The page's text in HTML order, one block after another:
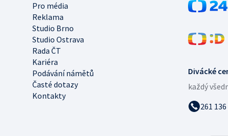
Divácké
každý
261
Pro média
Reklama
Studio Brno
Studio Ostrava
Rada ČT
Kariéra
Podávání námětů
Časté dotazy
Kontakty